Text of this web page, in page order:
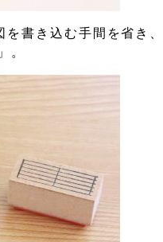
書き込む手間を省き
。